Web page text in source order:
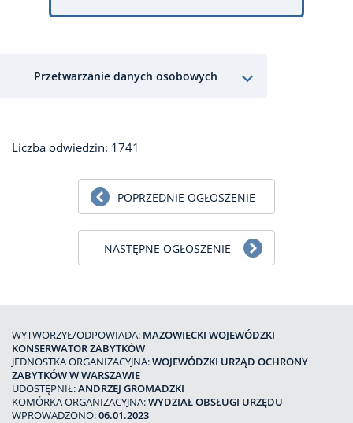
Przetwarzanie danych osobowych
Liczba odwiedzin: 1741
POPRZEDNIE OGŁOSZENIE
NASTĘPNE OGŁOSZENIE
WYTWORZYŁ/ODPOWIADA: MAZOWIECKI WOJEWÓDZKI
KONSERWATOR ZABYTKÓW
JEDNOSTKA ORGANIZACYJNA:WOJEWÓDZKI URZĄD OCHRONY
ZABYTKÓW W WARSZAWIE
UDOSTĘPNIŁ:ANDRZEJ GROMADZKI
KOMÓRKA ORGANIZACYJNA:WYDZIAŁ OBSŁUGI URZĘDU
WPROWADZONO:06.01.2023